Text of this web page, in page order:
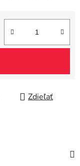
Zdieľať